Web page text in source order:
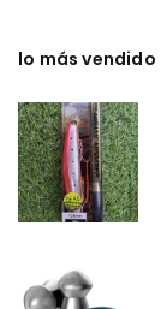
lo más vendido